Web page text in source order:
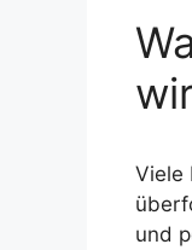
Viele
und